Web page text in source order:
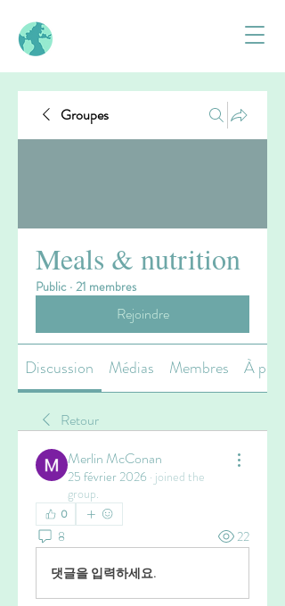
Groupes
Meals & nutrition
Public · 21 membres
Rejoindre
Discussion Médias Membres À
Retour
Merlin McConan
25 février 2026 · joined the
group.
0
8 22
댓글을 입력하세요.